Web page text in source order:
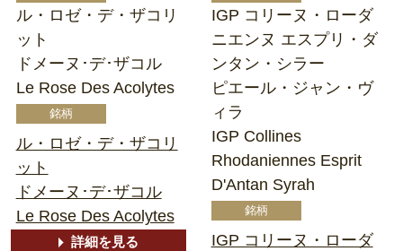
ル・ロゼ・デ・ザコリ
ット
ドメーヌ･デ･ザコル
Le Rose Des Acolytes
ル・ロゼ・デ・ザコリ
ット
ドメーヌ･デ･ザコル
Le Rose Des Acolytes
詳細を見る
IGP コリーヌ・ローダ
ニエンヌ エスプリ・ダ
ンタン・シラー
ピエール・ジャン・ヴ
ィラ
IGP Collines
Rhodaniennes Esprit
D'Antan Syrah
IGP コリーヌ・ローダ